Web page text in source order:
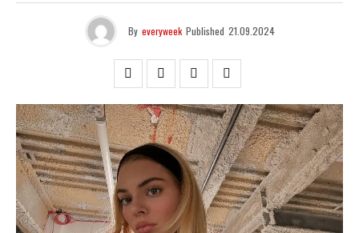
By everyweek Published 21.09.2024